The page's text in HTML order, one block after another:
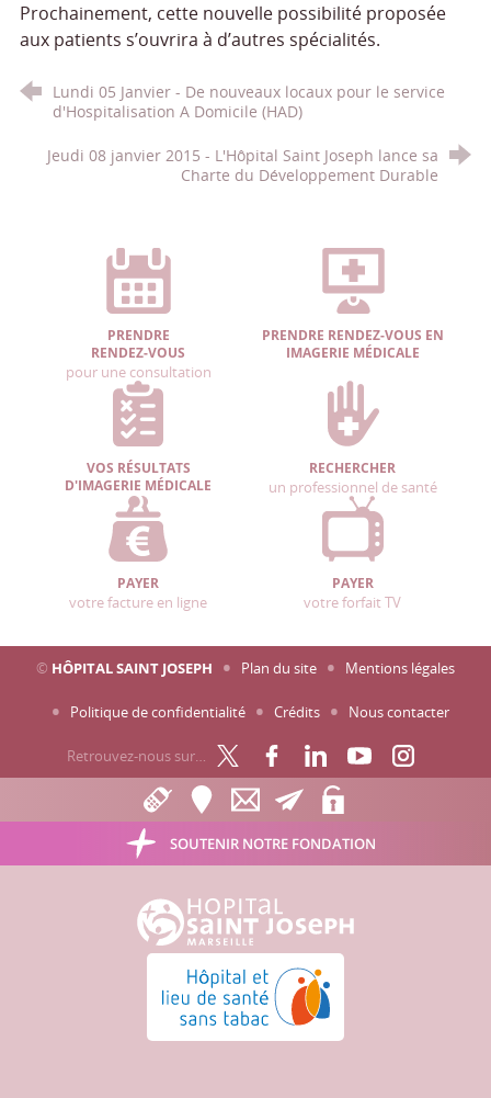
Prochainement, cette nouvelle possibilité proposée
aux patients s’ouvrira à d’autres spécialités.
Lundi 05 Janvier - De nouveaux locaux pour le service
d'Hospitalisation A Domicile (HAD)
Jeudi 08 janvier 2015 - L'Hôpital Saint Joseph lance sa
Charte du Développement Durable
PRENDRE
RENDEZ-VOUS
pour une consultation
PRENDRE RENDEZ-VOUS EN
IMAGERIE MÉDICALE
VOS RÉSULTATS
D'IMAGERIE MÉDICALE
RECHERCHER
un professionnel de santé
PAYER
votre facture en ligne
PAYER
votre forfait TV
© HÔPITAL SAINT JOSEPH Plan du site Mentions légales
Politique de confidentialité Crédits Nous contacter
Retrouvez-nous sur…
SOUTENIR NOTRE FONDATION
Hôpital Saint Joseph - Marseille
Hôpital et lieu de santé sans tabac